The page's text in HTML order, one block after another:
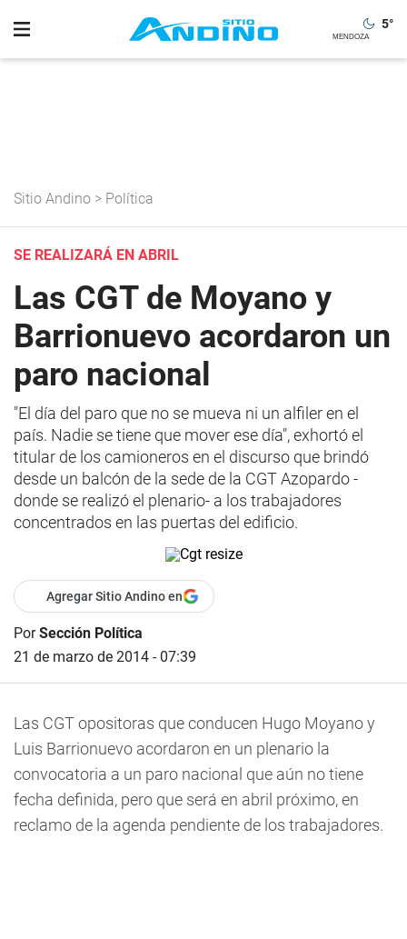
5°
Sitio Andino > Política
SE REALIZARÁ EN ABRIL
Las CGT de Moyano y
Barrionuevo acordaron un
paro nacional
"El día del paro que no se mueva ni un alfiler en el
país. Nadie se tiene que mover ese día", exhortó el
titular de los camioneros en el discurso que brindó
desde un balcón de la sede de la CGT Azopardo -
donde se realizó el plenario- a los trabajadores
concentrados en las puertas del edificio.
Agregar Sitio Andino en
PorSección Política
21 de marzo de 2014 - 07:39
Las CGT opositoras que conducen Hugo Moyano y
Luis Barrionuevo acordaron en un plenario la
convocatoria a un paro nacional que aún no tiene
fecha definida, pero que será en abril próximo, en
reclamo de la agenda pendiente de los trabajadores.